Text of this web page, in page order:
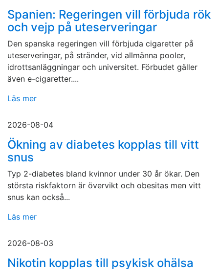
Spanien: Regeringen vill förbjuda rök
och vejp på uteserveringar
Den spanska regeringen vill förbjuda cigaretter på
uteserveringar, på stränder, vid allmänna pooler,
idrottsanläggningar och universitet. Förbudet gäller
även e-cigaretter....
Läs mer
2026-08-04
Ökning av diabetes kopplas till vitt
snus
Typ 2-diabetes bland kvinnor under 30 år ökar. Den
största riskfaktorn är övervikt och obesitas men vitt
snus kan också...
Läs mer
2026-08-03
Nikotin kopplas till psykisk ohälsa